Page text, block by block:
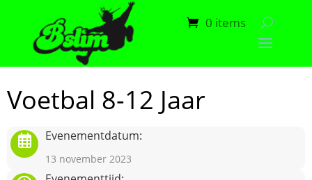
0 items
Voetbal 8-12 Jaar
Evenementdatum:
13 november 2023